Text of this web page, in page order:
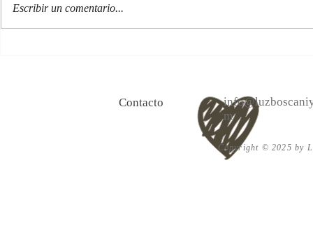
Escribir un comentario...
Contacto
m
Copyright © 2025 by